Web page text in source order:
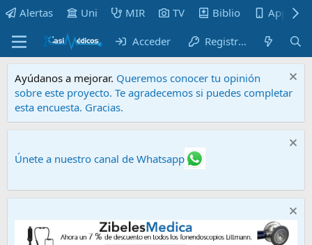
Alertas Uni MIR TV Biblio Apps
Acceder Registrarse
Ayúdanos a mejorar. Queremos conocer tu opinión
sobre este proyecto. Te agradecemos si puedes completar
esta encuesta. Gracias.
Únete a nuestro canal de Whatsapp